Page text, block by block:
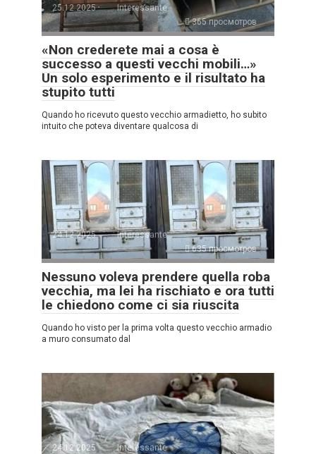
25.12.2025
Interessante
365 просмотров
«Non crederete mai a cosa è
successo a questi vecchi mobili…»
Un solo esperimento e il risultato ha
stupito tutti
Quando ho ricevuto questo vecchio armadietto, ho subito
intuito che poteva diventare qualcosa di
24.12.2025
Interessante
635 просмотров
Nessuno voleva prendere quella roba
vecchia, ma lei ha rischiato e ora tutti
le chiedono come ci sia riuscita
Quando ho visto per la prima volta questo vecchio armadio
a muro consumato dal
24.12.2025
Interessante